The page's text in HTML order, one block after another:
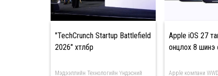
"TechCrunch Startup Battlefield
2026" хөтөлбөр
Мэдээллийн Технологийн Үндэсний
Apple iOS 27
онцлох 8 шинэ
Apple компани